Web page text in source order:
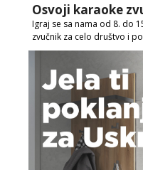
Osvoji karaoke
Igraj se sa nama od 8. do
zvučnik za celo društvo i